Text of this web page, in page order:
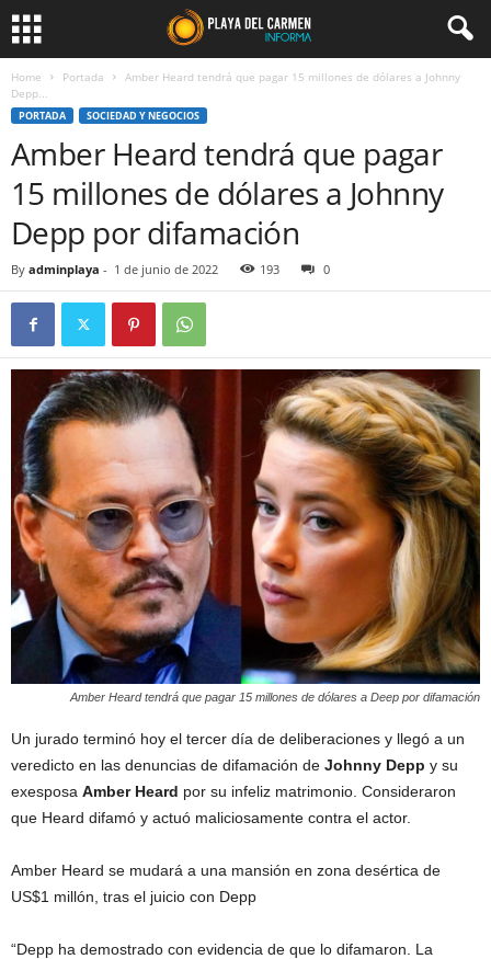
Home Portada
Amber Heard tendrá que pagar 15 millones de dólares a Johnny
Depp...
PORTADA SOCIEDAD Y NEGOCIOS
Amber Heard tendrá que pagar
15 millones de dólares a Johnny
Depp por difamación
By adminplaya - 1 de junio de 2022 193 0
Amber Heard tendrá que pagar 15 millones de dólares a Deep por difamación
Un jurado terminó hoy el tercer día de deliberaciones y llegó a un
veredicto en las denuncias de difamación de Johnny Depp y su
exesposa Amber Heard por su infeliz matrimonio. Consideraron
que Heard difamó y actuó maliciosamente contra el actor.
Amber Heard se mudará a una mansión en zona desértica de
US$1 millón, tras el juicio con Depp
“Depp ha demostrado con evidencia de que lo difamaron. La